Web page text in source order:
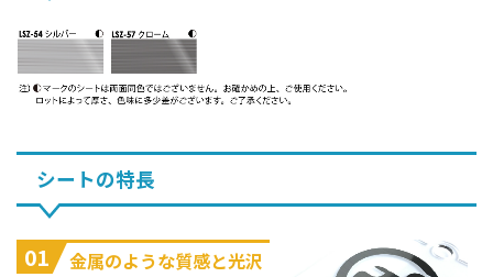
シートの特長
01 金属のような質感と光沢